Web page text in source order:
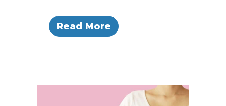
Read More